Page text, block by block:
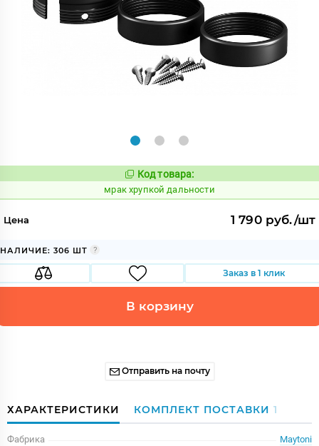
Код:
1061246
Код товара:
мрак хрупкой дальности
Цена 1 790 руб./шт
НАЛИЧИЕ: 306 ШТ
Заказ в 1 клик
В корзину
Отправить на почту
ХАРАКТЕРИСТИКИ КОМПЛЕКТ ПОСТАВКИ 1
Фабрика
Maytoni